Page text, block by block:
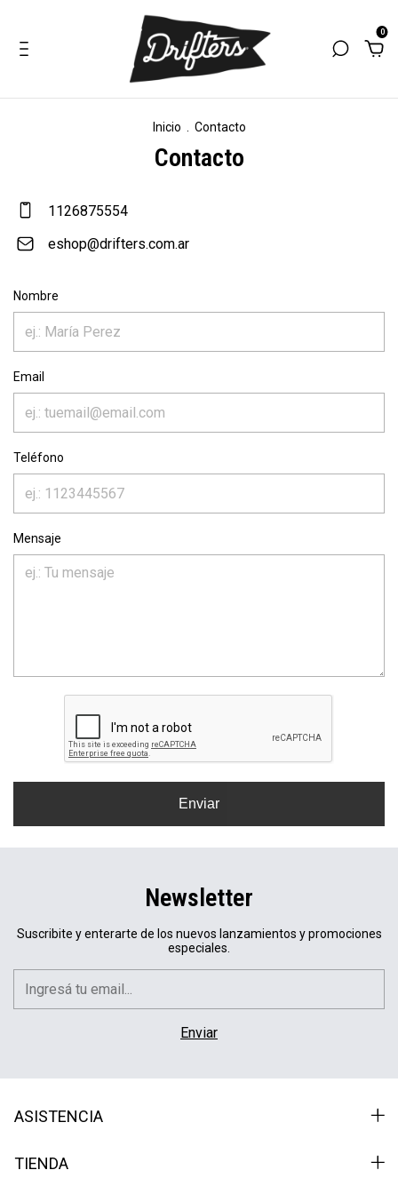
0
Inicio Contacto
Contacto
1126875554
eshop@drifters.com.ar
Nombre
Email
Teléfono
Mensaje
Enviar
Newsletter
Suscribite y enterarte de los nuevos lanzamientos y promociones
especiales.
ASISTENCIA
TIENDA